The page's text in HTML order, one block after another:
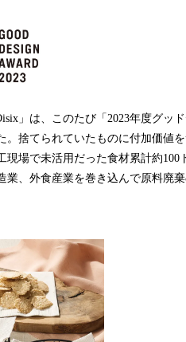
」は、このたび「2023年度グッ
。捨てられていたものに付加価値
現場で未活用だった食材累計約
業、外食産業を巻き込んで原料廃